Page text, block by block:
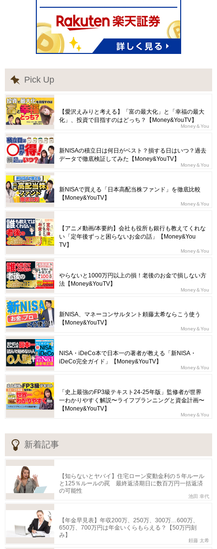
Pick Up
【愛沢えみりと考える】「富の最大化」と「幸福の最大
化」、投資で目指すのはどっち？【Money&YouTV】
Money＆You
新NISAの積立日は何日がベスト？損する日はいつ？過去
データで徹底検証してみた【Money&YouTV】
Money＆You
新NISAで買える「日本高配当株ファンド」を徹底比較
【Money&YouTV】
Money＆You
【アニメ動画/本要約】会社も役所も銀行も教えてくれな
い「定年後ずっと困らないお金の話」【Money&You
TV】
Money＆You
やらないと1000万円以上の損！老後のお金で損しない方
法【Money&YouTV】
Money＆You
新NISA、マネーコンサルタント頼藤太希ならこう使う
【Money&YouTV】
Money＆You
NISA・iDeCo本で日本一の著者が教える「新NISA・
iDeCo完全ガイド」【Money&YouTV】
Money＆You
「史上最強のFP3級テキスト24-25年版」監修者が世界
一わかりやすく解説〜ライフプランニングと資金計画〜
【Money&YouTV】
Money＆You
新着記事
【知らないとヤバイ】住宅ローン変動金利の５年ルール
と125％ルールの罠 最終返済期日に数百万円一括返済
の可能性
池田 幸代
【年金早見表】年収200万、250万、300万…600万、
650万、700万円は年金いくらもらえる？【50万円刻
み】
頼藤 太希